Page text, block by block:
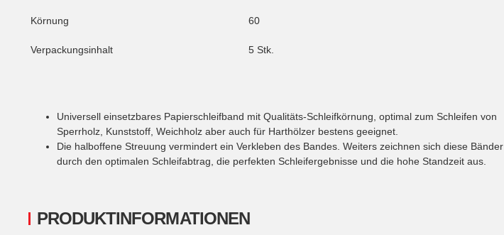
PRODUKTINFORMATIONEN
Körnung 60
Verpackungsinhalt 5 Stk.
Universell einsetzbares Papierschleifband mit Qualitäts-Schleifkörnung, optimal zum Schleifen von
Sperrholz, Kunststoff, Weichholz aber auch für Harthölzer bestens geeignet.
Die halboffene Streuung vermindert ein Verkleben des Bandes. Weiters zeichnen sich diese Bänder
durch den optimalen Schleifabtrag, die perfekten Schleifergebnisse und die hohe Standzeit aus.